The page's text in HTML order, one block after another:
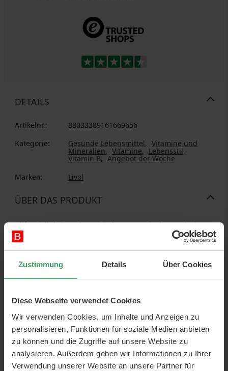
Zustimmung Details Über Cookies
Diese Webseite verwendet Cookies
Wir verwenden Cookies, um Inhalte und Anzeigen zu
personalisieren, Funktionen für soziale Medien anbieten
zu können und die Zugriffe auf unsere Website zu
analysieren. Außerdem geben wir Informationen zu Ihrer
Verwendung unserer Website an unsere Partner für
DETAILS
Artikelnr.:
88033389161669656
Kategorie:
Gesunde Lebensmittel Vitamine und
Mineralien Vitamine Lebensstil
Vitamin B
Angebot der Woche
Marken:
Livol
ÜBER DAS PRODUKT
Hilft Müdigkeit und Erschöpfung zu reduzieren. Livol
Mono Strong Komplex B enthält 7 B-Vitamine. Vitamin B6
und Schleimhäute bei. Thiamin hilft bei einer normalen
Herzfunktion.
2 Tabletten enthalten:
Thiamin (B1)
28 mg 2546%
Riboflavin (B2)
22 mg
1572%
Niacin
120 mg 750%